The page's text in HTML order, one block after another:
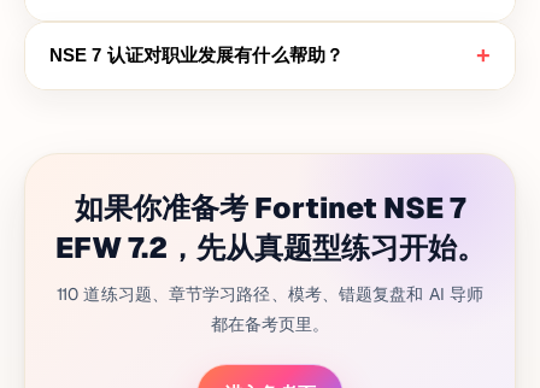
NSE 7 认证对职业发展有什么帮助？ +
如果你准备考 Fortinet NSE 7
EFW 7.2，先从真题型练习开始。
110 道练习题、章节学习路径、模考、错题复盘和 AI 导师
都在备考页里。